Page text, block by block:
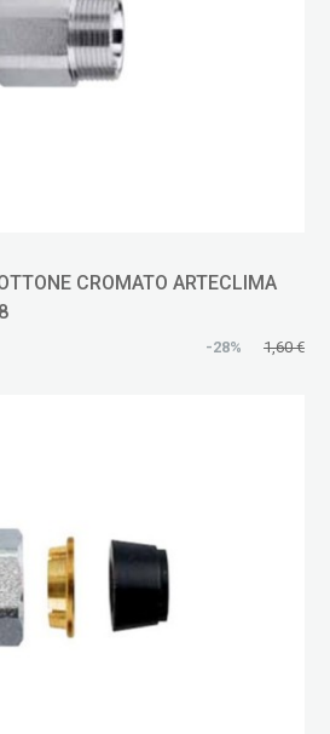
CROMATO ARTECLIMA
-28% 1,60 €